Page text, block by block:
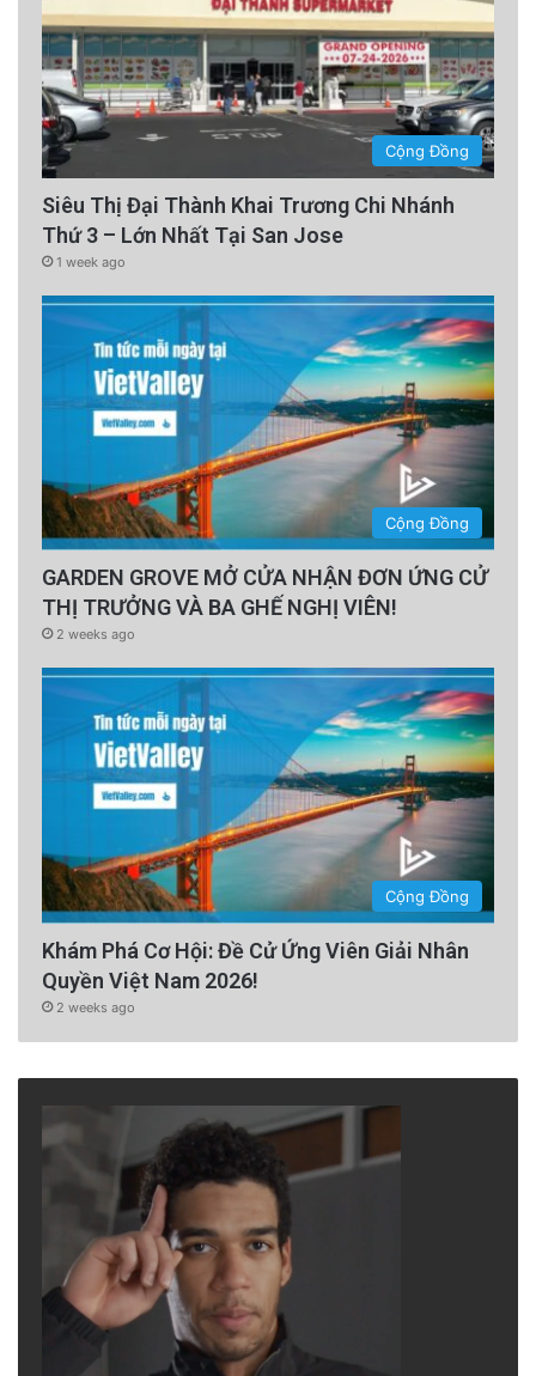
Cộng Đồng
Siêu Thị Đại Thành Khai Trương Chi Nhánh
Thứ 3 – Lớn Nhất Tại San Jose
1 week ago
Cộng Đồng
GARDEN GROVE MỞ CỬA NHẬN ĐƠN ỨNG CỬ
THỊ TRƯỞNG VÀ BA GHẾ NGHỊ VIÊN!
2 weeks ago
Cộng Đồng
Khám Phá Cơ Hội: Đề Cử Ứng Viên Giải Nhân
Quyền Việt Nam 2026!
2 weeks ago